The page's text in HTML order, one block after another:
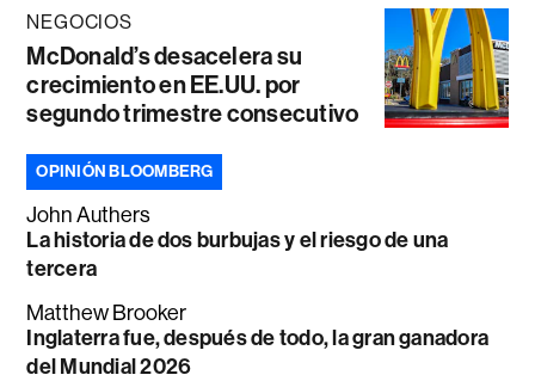
NEGOCIOS
McDonald’s desacelera su
crecimiento en EE.UU. por
segundo trimestre consecutivo
OPINIÓN BLOOMBERG
John Authers
La historia de dos burbujas y el riesgo de una
tercera
Matthew Brooker
Inglaterra fue, después de todo, la gran ganadora
del Mundial 2026